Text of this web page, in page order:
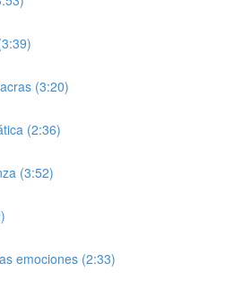
(3:20)
(2:36)
(3:52)
emociones (2:33)